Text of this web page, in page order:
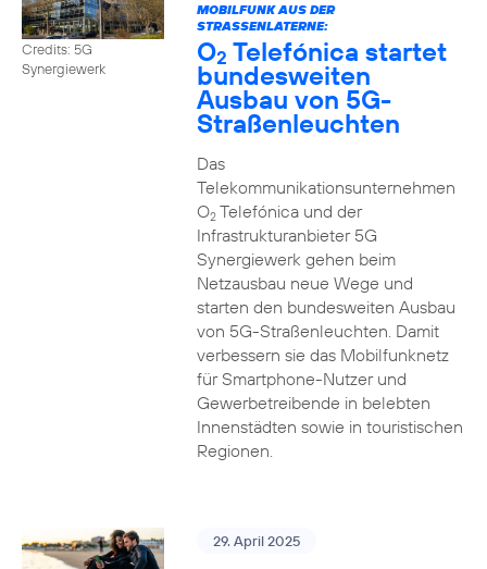
Credits: 5G
Synergiewerk
MOBILFUNK AUS DER
STRASSENLATERNE:
O2 Telefónica startet
bundesweiten
Ausbau von 5G-
Straßenleuchten
Das
Telekommunikationsunternehmen
O2Telefónica und der
Infrastrukturanbieter 5G
Synergiewerk gehen beim
Netzausbau neue Wege und
starten den bundesweiten Ausbau
von 5G-Straßenleuchten. Damit
verbessern sie das Mobilfunknetz
für Smartphone-Nutzer und
Gewerbetreibende in belebten
Innenstädten sowie in touristischen
Regionen.
29. April 2025